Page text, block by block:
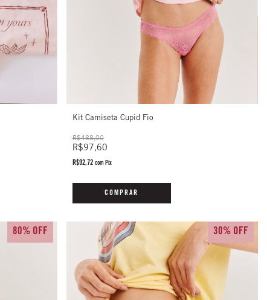
Kit Camiseta Cupid Fio
R$488,00
R$97,60
R$92,72 com Pix
COMPRAR
80% OFF 30% OFF